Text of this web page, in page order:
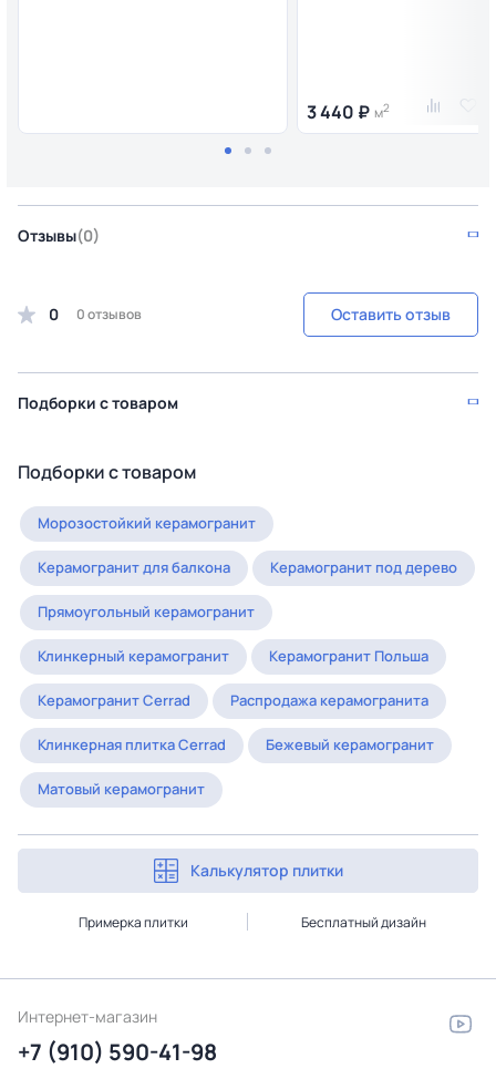
3 440 ₽ м2
Отзывы(0)
0 0 отзывов Оставить отзыв
Подборки с товаром
Подборки с товаром
Морозостойкий керамогранит
Керамогранит для балкона Керамогранит под дерево
Прямоугольный керамогранит
Клинкерный керамогранит Керамогранит Польша
Керамогранит Cerrad Распродажа керамогранита
Клинкерная плитка Cerrad Бежевый керамогранит
Матовый керамогранит
Калькулятор плитки
Примерка плитки Бесплатный дизайн
Интернет-магазин
+7 (910) 590-41-98